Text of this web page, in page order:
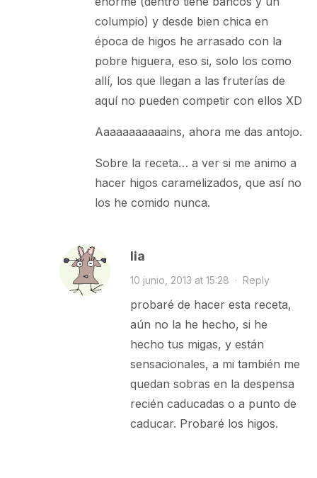
columpio) y desde bien chica en
época de higos he arrasado con la
pobre higuera, eso si, solo los como
allí, los que llegan a las fruterías de
aquí no pueden competir con ellos XD
Aaaaaaaaaaains, ahora me das antojo.
Sobre la receta… a ver si me animo a
hacer higos caramelizados, que así no
los he comido nunca.
lia
10 junio, 2013 at 15:28 · Reply
probaré de hacer esta receta,
aún no la he hecho, si he
hecho tus migas, y están
sensacionales, a mi también me
quedan sobras en la despensa
recién caducadas o a punto de
caducar. Probaré los higos.